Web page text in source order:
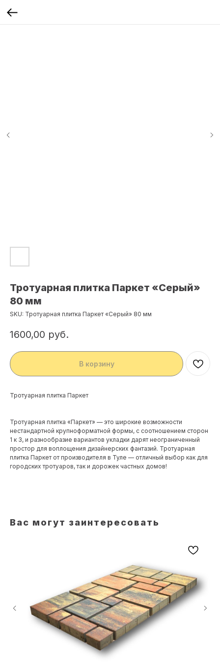
Тротуарная плитка Паркет «Серый»
80 мм
SKU: Тротуарная плитка Паркет «Серый» 80 мм
1600,00 руб.
В корзину
Тротуарная плитка Паркет
Тротуарная плитка «Паркет» — это широкие возможности
нестандартной крупноформатной формы, с соотношением сторон
1 к 3, и разнообразие вариантов укладки дарят неограниченный
простор для воплощения дизайнерских фантазий. Тротуарная
плитка Паркет от производителя в Туле — отличный выбор как для
городских тротуаров, так и дорожек частных домов!
Вас могут заинтересовать